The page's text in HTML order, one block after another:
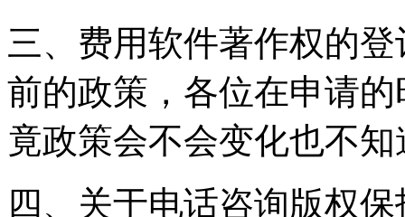
三、费用软件著作权的
前的政策，各位在申请
竟政策会不会变化也不知
四、关于电话咨询版权